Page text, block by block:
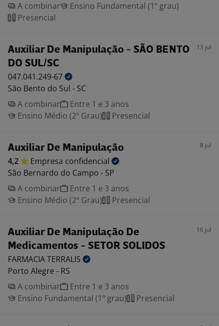
A combinar
Ensino Fundamental (1º grau)
Presencial
Auxiliar De Manipulação - SÃO BENTO
DO SUL/SC
13 jul
047.041.249-67
São Bento do Sul - SC
A combinar
Entre 1 e 3 anos
Ensino Médio (2º Grau)
Presencial
Auxiliar De Manipulação 8 jul
4,2 Empresa confidencial
São Bernardo do Campo - SP
A combinar
Entre 1 e 3 anos
Ensino Médio (2º Grau)
Presencial
Auxiliar De Manipulação De
Medicamentos - SETOR SOLIDOS
16 jul
FARMACIATERRALIS
Porto Alegre - RS
A combinar
Entre 1 e 3 anos
Ensino Fundamental (1º grau)
Presencial